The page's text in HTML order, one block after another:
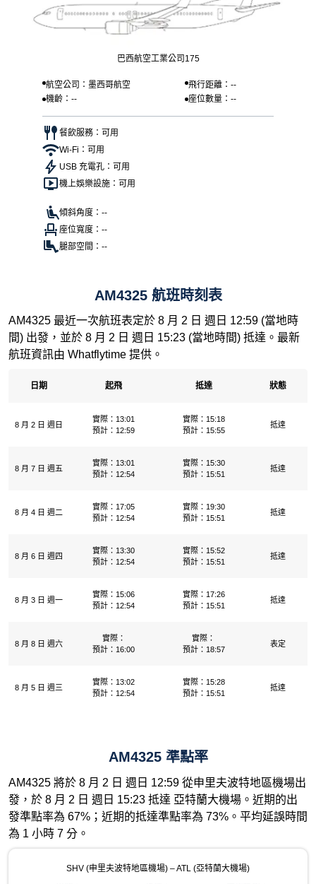
巴西航空工業公司175
航空公司：墨西哥航空
飛行距離：--
機齡：--
座位數量：--
餐飲服務：可用
Wi-Fi：可用
USB 充電孔：可用
機上娛樂設施：可用
傾斜角度：--
座位寬度：--
腿部空間：--
AM4325 航班時刻表
AM4325 最近一次航班表定於 8 月 2 日 週日 12:59 (當地時
間) 出發，並於 8 月 2 日 週日 15:23 (當地時間) 抵達。最新
航班資訊由 Whatflytime 提供。
日期 起飛 抵達 狀態
8 月 2 日 週日
實際：13:01
預計：12:59
實際：15:18
預計：15:55
抵達
8 月 7 日 週五
實際：13:01
預計：12:54
實際：15:30
預計：15:51
抵達
8 月 4 日 週二
實際：17:05
預計：12:54
實際：19:30
預計：15:51
抵達
8 月 6 日 週四
實際：13:30
預計：12:54
實際：15:52
預計：15:51
抵達
8 月 3 日 週一
實際：15:06
預計：12:54
實際：17:26
預計：15:51
抵達
8 月 8 日 週六
實際：
預計：16:00
實際：
預計：18:57
表定
8 月 5 日 週三
實際：13:02
預計：12:54
實際：15:28
預計：15:51
抵達
AM4325 準點率
AM4325 將於 8 月 2 日 週日 12:59 從申里夫波特地區機場出
發，於 8 月 2 日 週日 15:23 抵達 亞特蘭大機場。近期的出
發準點率為 67%；近期的抵達準點率為 73%。平均延誤時間
為 1 小時 7 分。
SHV (申里夫波特地區機場) – ATL (亞特蘭大機場)